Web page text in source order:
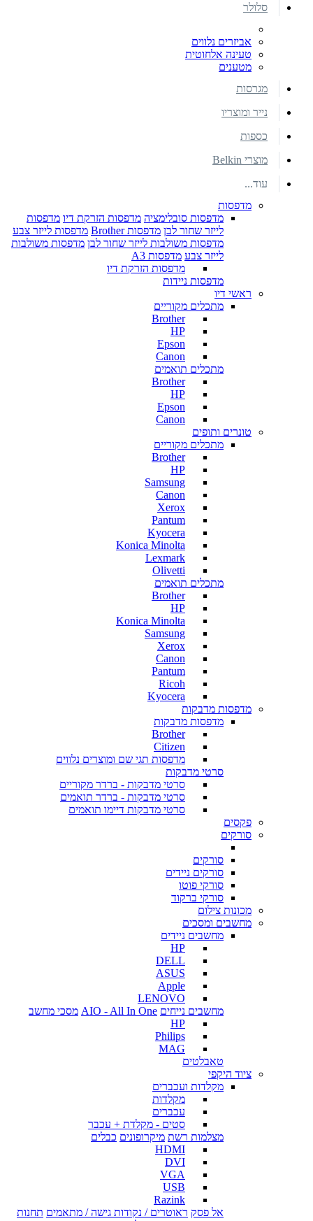
סלולר
אביזרים נלווים
טעינה אלחוטית
מטענים
מגרסות
נייר ומוצריו
כספות
מוצרי Belkin
עוד...
מדפסות
מדפסות סובלימציה מדפסות הזרקת דיו מדפסות
לייזר שחור לבן מדפסות Brother
מדפסות לייזר צבע
מדפסות משולבות לייזר שחור לבן מדפסות משולבות
לייזר צבע מדפסות A3
מדפסות הזרקת דיו
מדפסות ניידות
ראשי דיו
מתכלים מקוריים
Brother
HP
Epson
Canon
מתכלים תואמים
Brother
HP
Epson
Canon
טונרים ותופים
מתכלים מקוריים
Brother
HP
Samsung
Canon
Xerox
Pantum
Kyocera
Konica Minolta
Lexmark
Olivetti
מתכלים תואמים
Brother
HP
Konica Minolta
Samsung
Xerox
Canon
Pantum
Ricoh
Kyocera
מדפסות מדבקות
מדפסות מדבקות
Brother
Citizen
מדפסות תגי שם ומוצרים נלווים
סרטי מדבקות
סרטי מדבקות - ברדר מקוריים
סרטי מדבקות - ברדר תואמים
סרטי מדבקות דיימו תואמים
פקסים
סורקים
סורקים
סורקים ניידים
סורקי פוטו
סורקי ברקוד
מכונות צילום
מחשבים ומסכים
מחשבים ניידים
HP
DELL
ASUS
Apple
LENOVO
מחשבים נייחים AIO - All In One מסכי מחשב
HP
Philips
MAG
טאבלטים
ציוד היקפי
מקלדות ועכברים
מקלדות
עכברים
סטים - מקלדת + עכבר
מצלמות רשת מיקרופונים כבלים
HDMI
DVI
VGA
USB
Razink
אל פסק ראוטרים / נקודות גישה / מתאמים תחנות